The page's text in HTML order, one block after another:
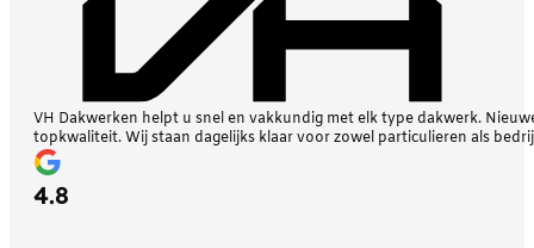
VH Dakwerken helpt u snel en vakkundig met elk type dakwerk.
topkwaliteit. Wij staan dagelijks klaar voor zowel particulieren als
4.8